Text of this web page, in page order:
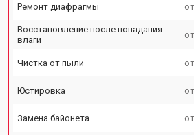
Ремонт диафрагмы
Восстановление после попадания
влаги
Чистка от пыли
Юстировка
Замена байонета